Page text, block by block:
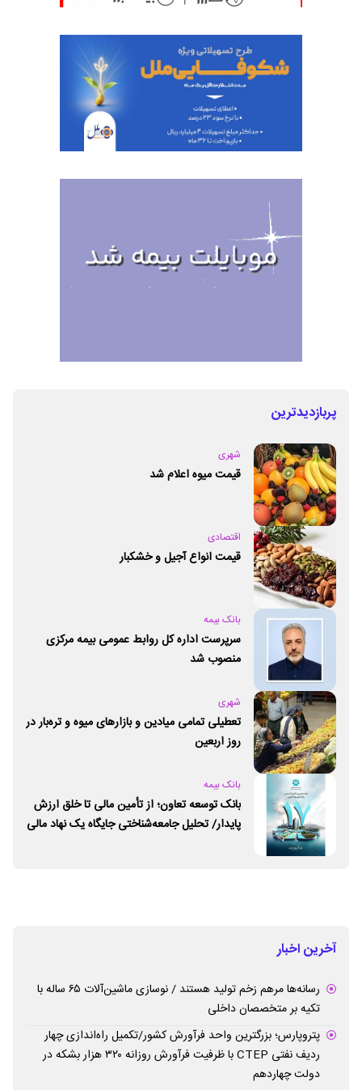
پربازدیدترین
شهری
قیمت میوه اعلام شد
اقتصادی
قیمت انواع آجیل و خشکبار
بانک بیمه
سرپرست اداره کل روابط عمومی بیمه مرکزی
منصوب شد
شهری
تعطیلی تمامی میادین و بازارهای میوه و تره‌بار در
روز اربعین
بانک بیمه
بانک توسعه تعاون؛ از تأمین مالی تا خلق ارزش
پایدار/ تحلیل جامعه‌شناختی جایگاه یک نهاد مالی
آخرین اخبار
رسانه‌ها مرهم زخم تولید هستند / نوسازی ماشین‌آلات ۶۵ ساله با
تکیه بر متخصصان داخلی
پتروپارس؛ بزرگترین واحد فرآورش کشور/تکمیل راه‌اندازی چهار
ردیف نفتی CTEP با ظرفیت فرآورش روزانه ۳۲۰ هزار بشکه در
دولت چهاردهم